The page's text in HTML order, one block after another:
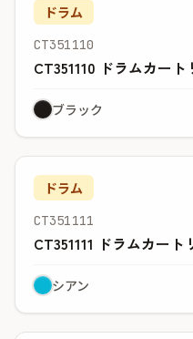
ドラム
CT351110
CT351110 ドラムカー
ブラック
ドラム
CT351111
CT351111 ドラムカート
シアン